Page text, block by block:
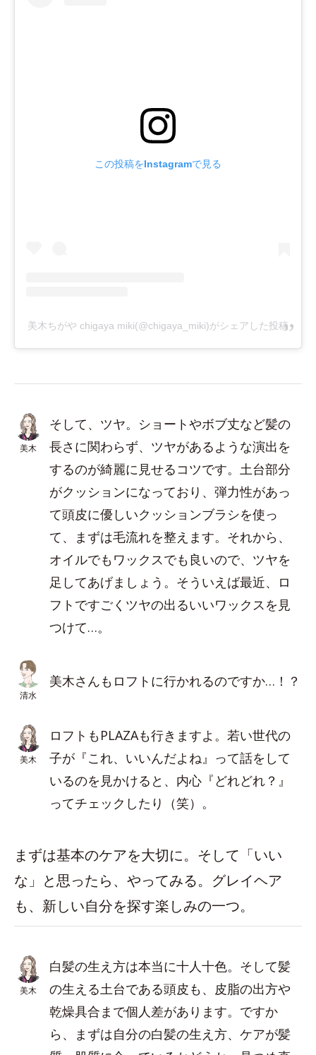
この投稿をInstagramで見る
美木ちがや chigaya miki(@chigaya_miki)がシェアした投稿
美木
そして、ツヤ。ショートやボブ丈など髪の
長さに関わらず、ツヤがあるような演出を
するのが綺麗に見せるコツです。土台部分
がクッションになっており、弾力性があっ
て頭皮に優しいクッションブラシを使っ
て、まずは毛流れを整えます。それから、
オイルでもワックスでも良いので、ツヤを
足してあげましょう。そういえば最近、ロ
フトですごくツヤの出るいいワックスを見
つけて…。
清水
美木さんもロフトに行かれるのですか…！？
美木
ロフトもPLAZAも行きますよ。若い世代の
子が『これ、いいんだよね』って話をして
いるのを見かけると、内心『どれどれ？』
ってチェックしたり（笑）。
まずは基本のケアを大切に。そして「いい
な」と思ったら、やってみる。グレイヘア
も、新しい自分を探す楽しみの一つ。
美木
白髪の生え方は本当に十人十色。そして髪
の生える土台である頭皮も、皮脂の出方や
乾燥具合まで個人差があります。ですか
ら、まずは自分の白髪の生え方、ケアが髪